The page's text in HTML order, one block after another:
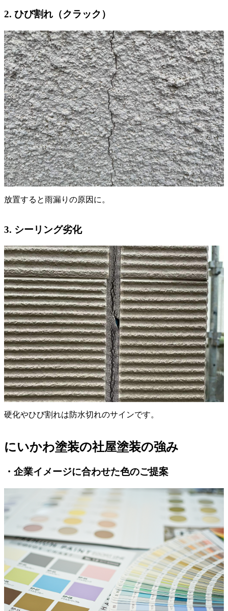
2. ひび割れ（クラック）
放置すると雨漏りの原因に。
3. シーリング劣化
硬化やひび割れは防水切れのサインです。
にいかわ塗装の社屋塗装の強み
・企業イメージに合わせた色のご提案